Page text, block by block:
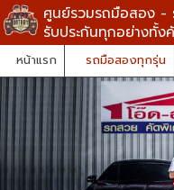
ศูนย์รวมรถมือสอง -
รับประกันทุกอย่างทั้ง
หน้าแรก รถมือสองทุกรุ่น